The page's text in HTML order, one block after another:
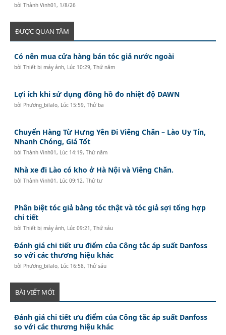
bởiThành Vinh01, 1/8/26
ĐƯỢC QUAN TÂM
Có nên mua cửa hàng bán tóc giả nước ngoài
bởiThiết bị máy ảnh, Lúc 10:29, Thứ năm
Lợi ích khi sử dụng đồng hồ đo nhiệt độ DAWN
bởi Phương_bilalo, Lúc 15:59, Thứ ba
Chuyển Hàng Từ Hưng Yên Đi Viêng Chăn – Lào Uy Tín,
Nhanh Chóng, Giá Tốt
bởiThành Vinh01, Lúc 14:19, Thứ năm
Nhà xe đi Lào có kho ở Hà Nội và Viêng Chăn.
bởiThành Vinh01, Lúc 09:12, Thứ tư
Phân biệt tóc giả bằng tóc thật và tóc giả sợi tổng hợp
chi tiết
bởiThiết bị máy ảnh, Lúc 09:21, Thứ sáu
Đánh giá chi tiết ưu điểm của Công tắc áp suất Danfoss
so với các thương hiệu khác
bởi Phương_bilalo, Lúc 16:58, Thứ sáu
BÀI VIẾT MỚI
Đánh giá chi tiết ưu điểm của Công tắc áp suất Danfoss
so với các thương hiệu khác